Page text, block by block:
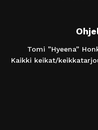
Tomi ”Hyeena”
Kaikki keikat/